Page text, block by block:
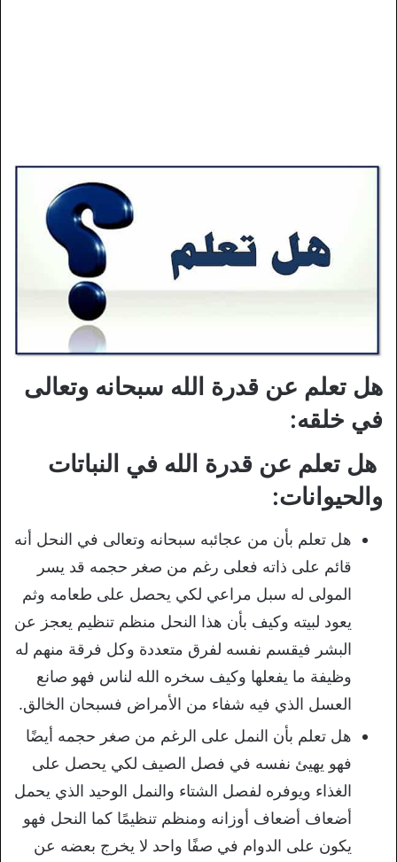
هل تعلم عن قدرة الله سبحانه وتعالى
في خلقه:
هل تعلم عن قدرة الله في النباتات
والحيوانات:
هل تعلم بأن من عجائبه سبحانه وتعالى في النحل أنه
قائم على ذاته فعلى رغم من صغر حجمه قد يسر
المولى له سبل مراعي لكي يحصل على طعامه وثم
يعود لبيته وكيف بأن هذا النحل منظم تنظيم يعجز عن
البشر فيقسم نفسه لفرق متعددة وكل فرقة منهم له
وظيفة ما يفعلها وكيف سخره الله لناس فهو صانع
العسل الذي فيه شفاء من الأمراض فسبحان الخالق.
هل تعلم بأن النمل على الرغم من صغر حجمه أيضًا
فهو يهيئ نفسه في فصل الصيف لكي يحصل على
الغذاء ويوفره لفصل الشتاء والنمل الوحيد الذي يحمل
أضعاف أضعاف أوزانه ومنظم تنظيمًا كما النحل فهو
يكون على الدوام في صفًا واحد لا يخرج بعضه عن